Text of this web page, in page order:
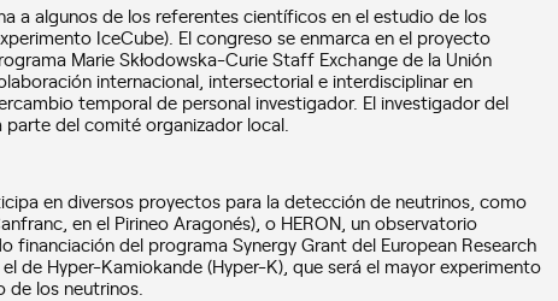
a algunos de los referentes científicos en el estudio de los
IceCube). El congreso se enmarca en el proyecto
Marie Skłodowska-Curie Staff Exchange de la Unión
internacional, intersectorial e interdisciplinar en
temporal de personal investigador. El investigador del
parte del comité organizador local.
en diversos proyectos para la detección de neutrinos, como
en el Pirineo Aragonés), o HERON, un observatorio
financiación del programa Synergy Grant del European Research
de Hyper-Kamiokande (Hyper-K), que será el mayor experimento
los neutrinos.